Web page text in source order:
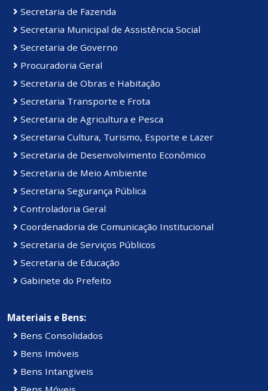
Secretaria de Fazenda
Secretaria Municipal de Assistência Social
Secretaria de Governo
Procuradoria Geral
Secretaria de Obras e Habitação
Secretaria Transporte e Frota
Secretaria de Agricultura e Pesca
Secretaria Cultura, Turismo, Esporte e Lazer
Secretaria de Desenvolvimento Econômico
Secretaria de Meio Ambiente
Secretaria Segurança Pública
Controladoria Geral
Coordenadoria de Comunicação Institucional
Secretaria de Serviços Públicos
Secretaria de Educação
Gabinete do Prefeito
Materiais e Bens:
Bens Consolidados
Bens Imóveis
Bens Intangiveis